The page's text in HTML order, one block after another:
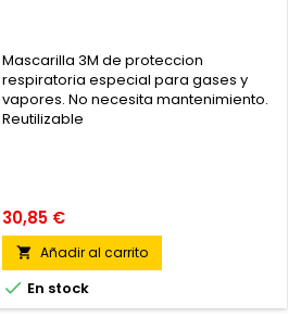
Mascarilla 3M de proteccion
respiratoria especial para gases y
vapores. No necesita mantenimiento.
Reutilizable
30,85 €
 Añadir al carrito
 En stock